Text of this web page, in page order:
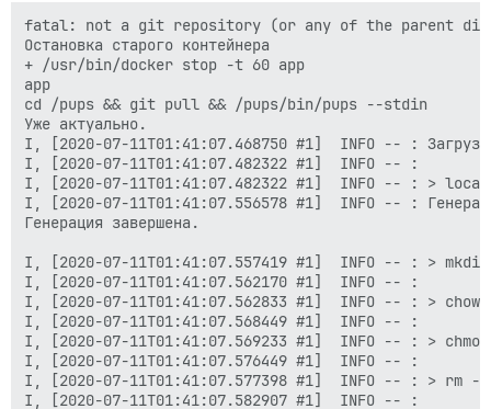
## может улучшить производительность сортировки,
  #db_work_mem: "40MB"
## Какую ревизию Git должен использовать этот
  #version: tests-passed
env:
  LANG: en_US.UTF-8
  # DISCOURSE_DEFAULT_LOCALE: en
## Сколько одновременных веб-запросов
## будет установлено автоматически при загрузке
  UNICORN_WORKERS: 4
## TODO: Доменное имя, на которое будет
## Обязательно. Discourse не будет работать с
  DISCOURSE_HOSTNAME: cp2077.eu
## Раскомментируйте, если хотите, чтобы контейнер
## именем хоста (-h опция), что указано выше (по
fatal: not a git repository (or any of the parent
Остановка старого контейнера
+ /usr/bin/docker stop -t 60 app
app
cd /pups && git pull && /pups/bin/pups --stdin
Уже актуально.
I, [2020-07-11T01:41:07.468750 #1]  INFO -- :
I, [2020-07-11T01:41:07.482322 #1]  INFO -- :
I, [2020-07-11T01:41:07.482322 #1]  INFO -- : >
I, [2020-07-11T01:41:07.556578 #1]  INFO -- :
Генерация завершена.
I, [2020-07-11T01:41:07.557419 #1]  INFO -- : >
I, [2020-07-11T01:41:07.562170 #1]  INFO -- :
I, [2020-07-11T01:41:07.562833 #1]  INFO -- : >
I, [2020-07-11T01:41:07.568449 #1]  INFO -- :
I, [2020-07-11T01:41:07.569233 #1]  INFO -- : >
I, [2020-07-11T01:41:07.576449 #1]  INFO -- :
I, [2020-07-11T01:41:07.577398 #1]  INFO -- : > rm
I, [2020-07-11T01:41:07.582907 #1]  INFO -- :